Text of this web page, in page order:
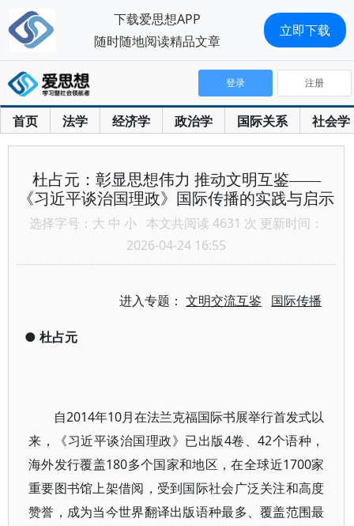
首页 法学 经济学 政治学 国际关系 社会学
登录 注册
杜占元：彰显思想伟力 推动文明互鉴——
《习近平谈治国理政》国际传播的实践与启示
选择字号： 大 中 小 本文共阅读 4631 次 更新时间：
2026-04-24 16:55
进入专题：文明交流互鉴 国际传播
● 杜占元
自2014年10月在法兰克福国际书展举行首发式以
来，《习近平谈治国理政》已出版4卷、42个语种，
海外发行覆盖180多个国家和地区，在全球近1700家
重要图书馆上架借阅，受到国际社会广泛关注和高度
赞誉，成为当今世界翻译出版语种最多、覆盖范围最
下载爱思想APP
随时随地阅读精品文章
立即下载